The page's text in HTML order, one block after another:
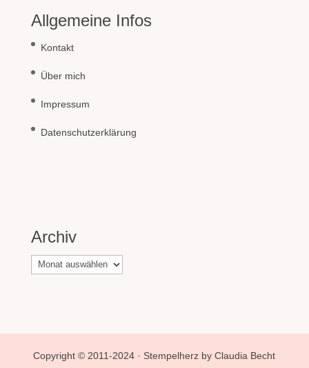
Allgemeine Infos
Kontakt
Über mich
Impressum
Datenschutzerklärung
Archiv
Archiv
Copyright © 2011-2024 · Stempelherz by Claudia Becht